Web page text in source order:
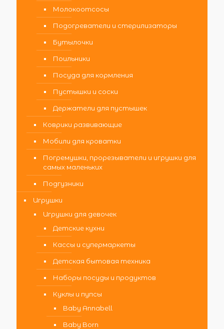
Молокоотсосы
Подогреватели и стерилизаторы
Бутылочки
Поильники
Посуда для кормления
Пустышки и соски
Держатели для пустышек
Коврики развивающие
Мобили для кроватки
Погремушки, прорезыватели и игрушки для
самых маленьких
Подгузники
Игрушки
Игрушки для девочек
Детские кухни
Кассы и супермаркеты
Детская бытовая техника
Наборы посуды и продуктов
Куклы и пупсы
Baby Annabell
Baby Born